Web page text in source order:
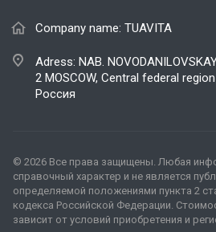
Company name: TUAVITA
Adress: NAB.
2 MOSCOW, Central federal
Россия
© 2026 Все права защищены. Любая
справочный характер и не является
определяемой положениями пункта 2
кодекса Российской Федерации.
зависит от условий приобретения и